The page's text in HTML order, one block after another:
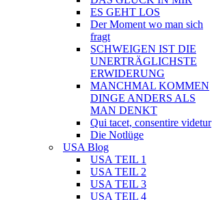
ES GEHT LOS
Der Moment wo man sich
fragt
SCHWEIGEN IST DIE
UNERTRÄGLICHSTE
ERWIDERUNG
MANCHMAL KOMMEN
DINGE ANDERS ALS
MAN DENKT
Qui tacet, consentire videtur
Die Notlüge
USA Blog
USA TEIL 1
USA TEIL 2
USA TEIL 3
USA TEIL 4